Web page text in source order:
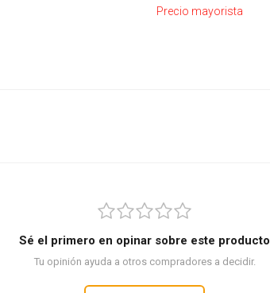
Precio mayorista
Sé el primero en opinar sobre este producto
Tu opinión ayuda a otros compradores a decidir.